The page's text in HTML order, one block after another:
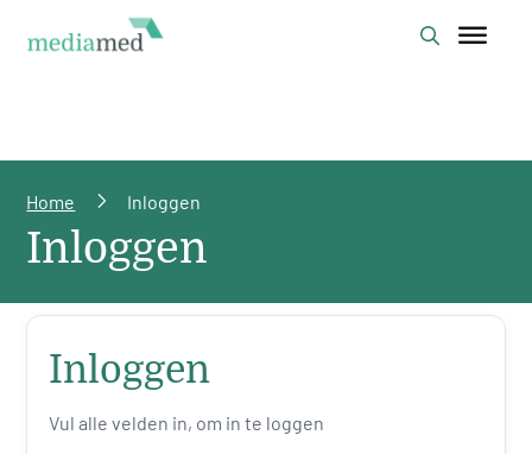
Home Inloggen
Inloggen
Inloggen
Vul alle velden in, om in te loggen